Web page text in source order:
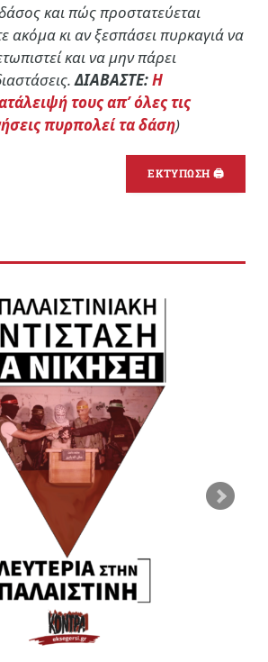
δάσος και πώς προστατεύεται
ακόμα κι αν ξεσπάσει πυρκαγιά να
και να μην πάρει
ΔΙΑΒΑΣΤΕ:Η
τους απ’ όλες τις
πυρπολεί τα δάση)
ΕΚΤΥΠΩΣΗ 🖨